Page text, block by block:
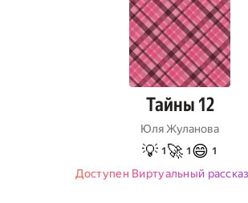
Тайны 12
Юля Жуланова
💡 1 🚀 1 😄 1
Доступен Виртуальный